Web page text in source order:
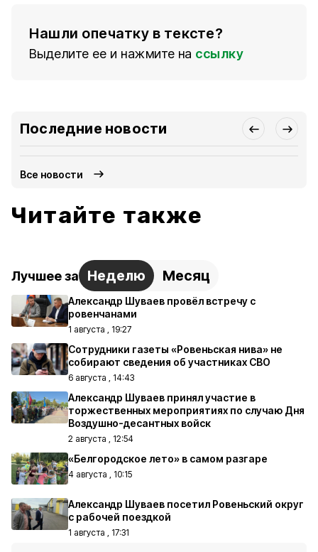
Нашли опечатку в тексте?
Выделите ее и нажмите на ссылку
Последние новости
Все новости
Читайте также
Лучшее за Неделю Месяц
Александр Шуваев провёл встречу с
ровенчанами
1 августа , 19:27
Сотрудники газеты «Ровеньская нива» не
собирают сведения об участниках СВО
6 августа , 14:43
Александр Шуваев принял участие в
торжественных мероприятиях по случаю Дня
Воздушно-десантных войск
2 августа , 12:54
«Белгородское лето» в самом разгаре
4 августа , 10:15
Александр Шуваев посетил Ровеньский округ
с рабочей поездкой
1 августа , 17:31